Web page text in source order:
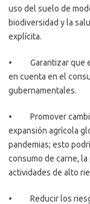
uso del suelo de
biodiversidad y la
explícita.
• Garantizar que el
en cuenta en el
gubernamentales.
• Promover
expansión agrícola
pandemias; esto
consumo de carne,
actividades de alto
• Reducir los